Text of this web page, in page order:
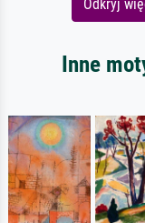
Odkryj
Inne